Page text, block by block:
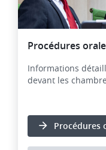
Procédures
Informations
devant les
Procédures